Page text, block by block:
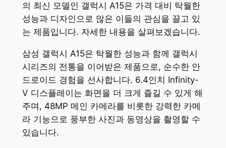
의 최신 모델인 갤럭시 A15은 가격 대비 탁월한
성능과 디자인으로 많은 이들의 관심을 끌고 있
는 제품입니다. 자세한 내용을 살펴보겠습니다.
삼성 갤럭시 A15은 탁월한 성능과 함께 갤럭시
시리즈의 전통을 이어받은 제품으로, 순수한 안
드로이드 경험을 선사합니다. 6.4인치 Infinity-
V 디스플레이는 화면을 더 크게 즐길 수 있게 해
주며, 48MP 메인 카메라를 비롯한 강력한 카메
라 기능으로 풍부한 사진과 동영상을 촬영할 수
있습니다.